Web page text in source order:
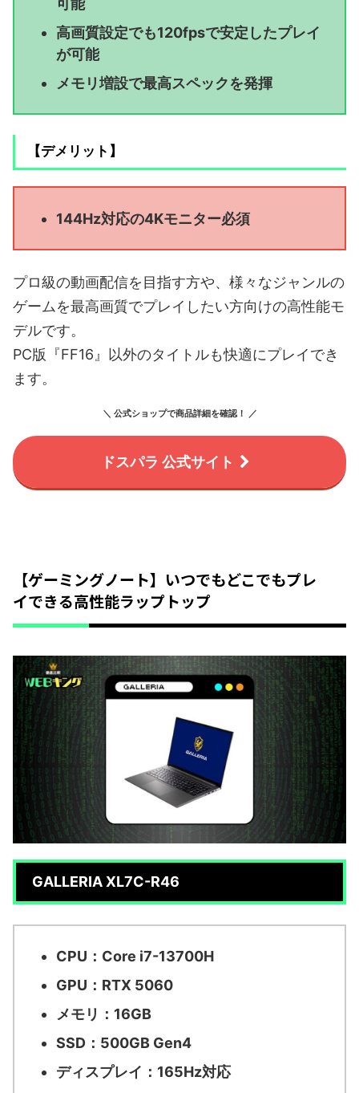
可能
高画質設定でも120fpsで安定したプレイ
が可能
メモリ増設で最高スペックを発揮
【デメリット】
144Hz対応の4Kモニター必須
プロ級の動画配信を目指す方や、様々なジャンルの
ゲームを最高画質でプレイしたい方向けの高性能モ
デルです。
PC版『FF16』以外のタイトルも快適にプレイでき
ます。
＼ 公式ショップで商品詳細を確認！ ／
ドスパラ 公式サイト
【ゲーミングノート】いつでもどこでもプレ
イできる高性能ラップトップ
GALLERIA XL7C-R46
CPU：Core i7-13700H
GPU：RTX 5060
メモリ：16GB
SSD：500GB Gen4
ディスプレイ：165Hz対応